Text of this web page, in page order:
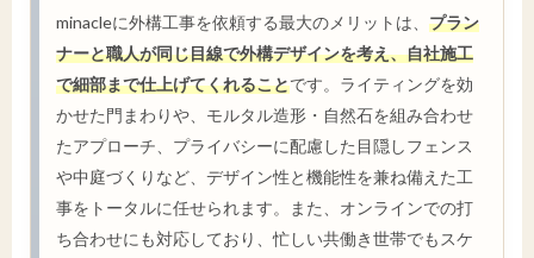
minacleに外構工事を依頼する最大のメリットは、 プラン
ナーと職人が同じ目線で外構デザインを考え、自社施工
で細部まで仕上げてくれることです。ライティングを効
かせた門まわりや、モルタル造形・自然石を組み合わせ
たアプローチ、プライバシーに配慮した目隠しフェンス
や中庭づくりなど、デザイン性と機能性を兼ね備えた工
事をトータルに任せられます。また、オンラインでの打
ち合わせにも対応しており、忙しい共働き世帯でもスケ